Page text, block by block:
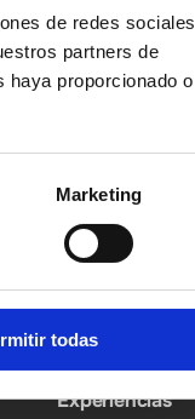
de redes sociales
partners de
haya proporcionado o
Marketing
todas
Experiencias